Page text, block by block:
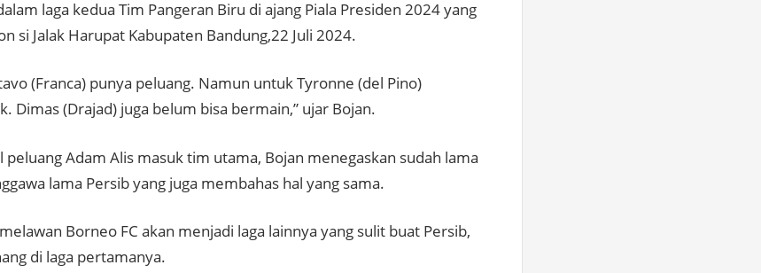
laga kedua Tim Pangeran Biru di ajang Piala Presiden 2024 yang
si Jalak Harupat Kabupaten Bandung,22 Juli 2024.
(Franca) punya peluang. Namun untuk Tyronne (del Pino)
Dimas (Drajad) juga belum bisa bermain,” ujar Bojan.
peluang Adam Alis masuk tim utama, Bojan menegaskan sudah lama
lama Persib yang juga membahas hal yang sama.
Borneo FC akan menjadi laga lainnya yang sulit buat Persib,
di laga pertamanya.